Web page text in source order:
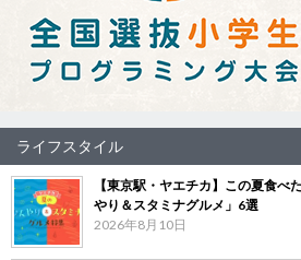
ライフスタイル
【東京駅・ヤエチカ】この夏食べ
やり＆スタミナグルメ」6選
2026年8月10日